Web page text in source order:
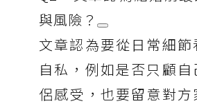
與風險？
文章認為要從日常細
自私，例如是否只顧
侶感受，也要留意對